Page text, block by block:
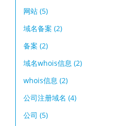
网站 (5)
域名备案 (2)
备案 (2)
域名whois信息 (2)
whois信息 (2)
公司注册域名 (4)
公司 (5)